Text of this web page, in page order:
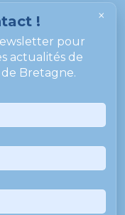
×
!
pour
actualités de
Bretagne.